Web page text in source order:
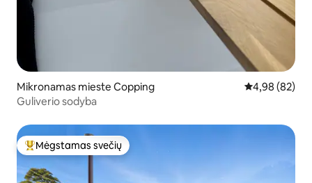
Mikronamas mieste Copping Vidutinis
4,98 (82)
Guliverio sodyba
Svečių mėgstamiausias
Mėgstamas svečių